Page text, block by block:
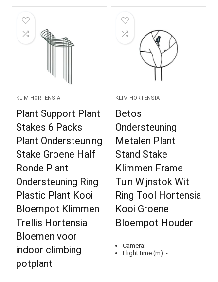
KLIM HORTENSIA
Plant Support Plant
Stakes 6 Packs
Plant Ondersteuning
Stake Groene Half
Ronde Plant
Ondersteuning Ring
Plastic Plant Kooi
Bloempot Klimmen
Trellis Hortensia
Bloemen voor
indoor climbing
potplant
KLIM HORTENSIA
Betos
Ondersteuning
Metalen Plant
Stand Stake
Klimmen Frame
Tuin Wijnstok Wit
Ring Tool Hortensia
Kooi Groene
Bloempot Houder
Camera: -
Flight time (m): -